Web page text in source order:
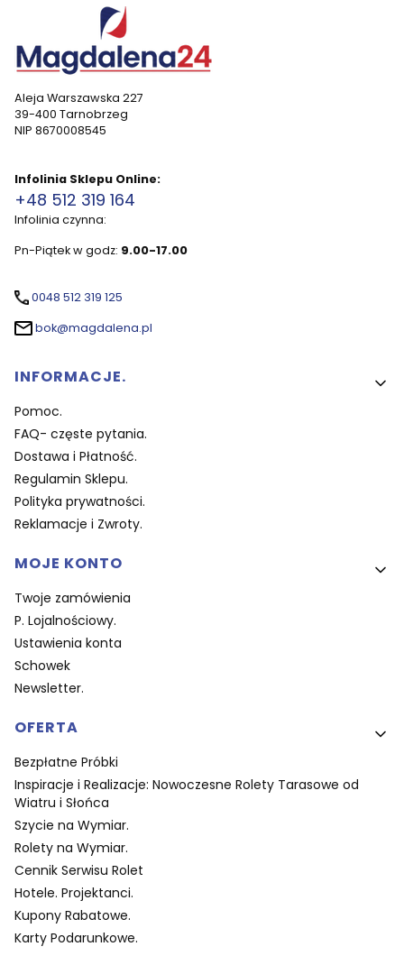
Aleja Warszawska 227
39-400 Tarnobrzeg
NIP 8670008545
Infolinia Sklepu Online:
+48 512 319 164
Infolinia czynna:
Pn-Piątek w godz: 9.00-17.00
0048 512 319 125
bok@magdalena.pl
Linki w stopce
INFORMACJE.
Pomoc.
FAQ- częste pytania.
Dostawa i Płatność.
Regulamin Sklepu.
Polityka prywatności.
Reklamacje i Zwroty.
MOJE KONTO
Twoje zamówienia
P. Lojalnościowy.
Ustawienia konta
Schowek
Newsletter.
OFERTA
Bezpłatne Próbki
Inspiracje i Realizacje: Nowoczesne Rolety Tarasowe od
Wiatru i Słońca
Szycie na Wymiar.
Rolety na Wymiar.
Cennik Serwisu Rolet
Hotele. Projektanci.
Kupony Rabatowe.
Karty Podarunkowe.